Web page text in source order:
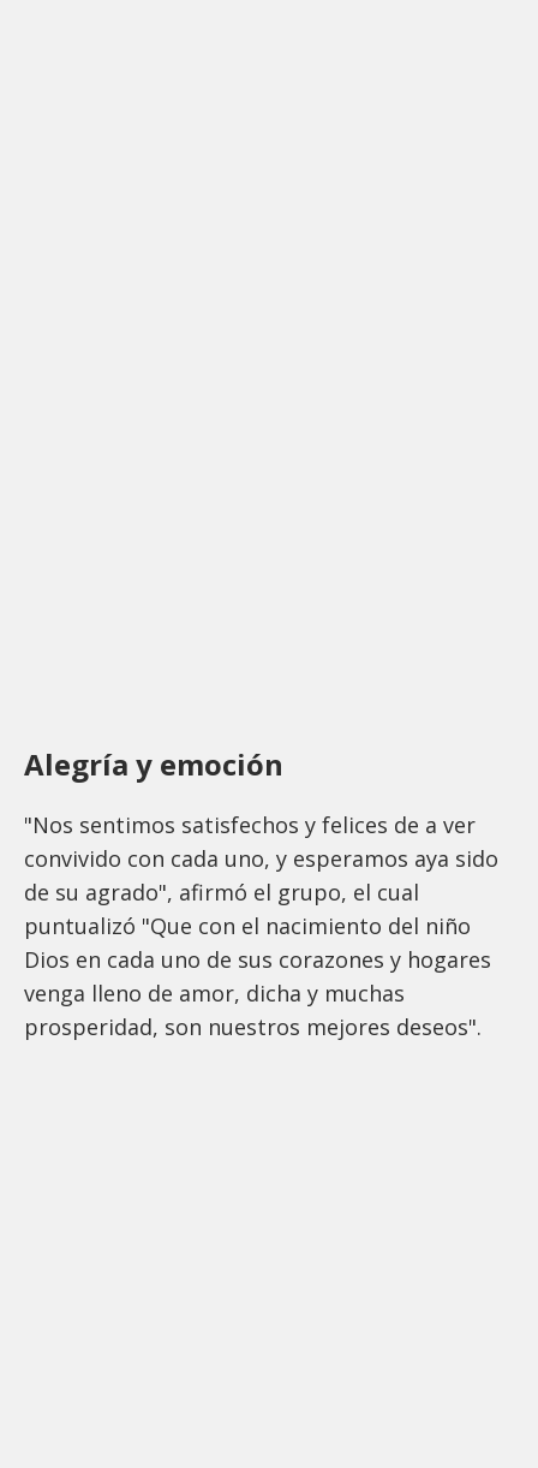
Alegría y emoción
"Nos sentimos satisfechos y felices de a ver
convivido con cada uno, y esperamos aya sido
de su agrado", afirmó el grupo, el cual
puntualizó "Que con el nacimiento del niño
Dios en cada uno de sus corazones y hogares
venga lleno de amor, dicha y muchas
prosperidad, son nuestros mejores deseos".